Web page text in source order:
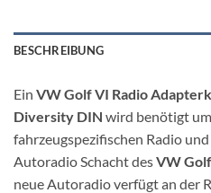
BESCHREIBUNG
Ein VW Golf VI Radio
Diversity DIN wird benötigt
fahrzeugspezifischen Radio
Autoradio Schacht desVW
neue Autoradio verfügt an der